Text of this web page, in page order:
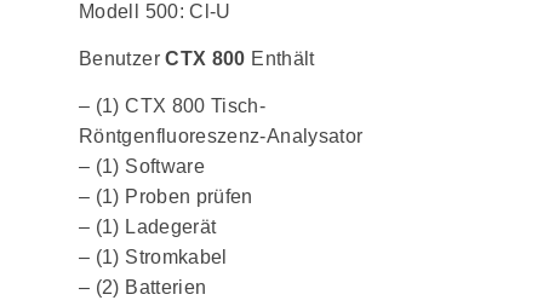
Modell 500: Cl-U
BenutzerCTX 800 Enthält
– (1) CTX 800 Tisch-
Röntgenfluoreszenz-Analysator
– (1) Software
– (1) Proben prüfen
– (1) Ladegerät
– (1) Stromkabel
– (2) Batterien